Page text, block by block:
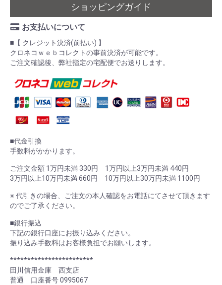
ショッピングガイド
お支払いについて
■【 クレジット決済(前払い) 】
クロネコｗｅｂコレクトの事前決済が可能です。
ご注文確認後、弊社指定の宅配便でお送りします。
■代金引換
手数料がかかります。
ご注文金額 1万円未満 330円 1万円以上3万円未満 440円
3万円以上10万円未満 660円 10万円以上30万円未満 1100円
※ 代引きの場合、ご注文の本人確認をお電話にてさせて頂きます
のでご了承ください。
■銀行振込
下記の銀行口座にお振り込みください。
振り込み手数料はお客様負担でお願いします。
************************
田川信用金庫 西支店
普通 口座番号 0995067